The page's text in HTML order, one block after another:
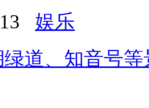
娱乐
道、知音号